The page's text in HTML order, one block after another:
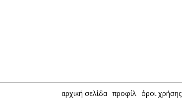
αρχική σελίδα προφίλ όροι χρήσης